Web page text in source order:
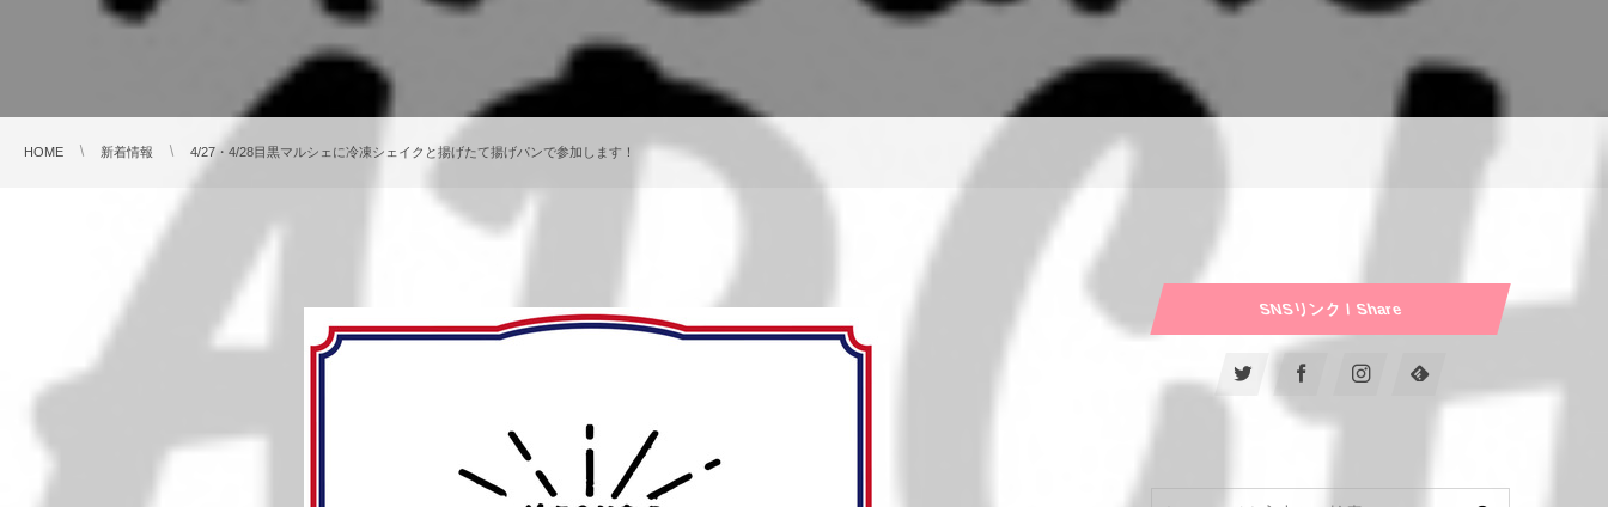
HOME 新着情報 4/27・4/28目黒マルシェに冷凍シェイクと揚げたて揚げパンで参加します！
SNSリンク / Share